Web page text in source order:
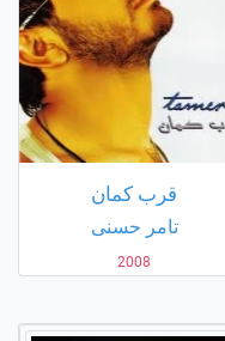
قرب كمان
تامر حسنى
2008